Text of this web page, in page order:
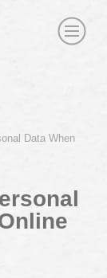
Data When